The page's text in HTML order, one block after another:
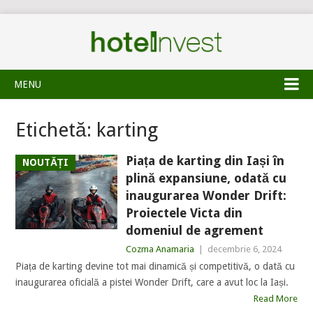
MENU
Etichetă: karting
NOUTĂȚI
Piața de karting din Iași în
plină expansiune, odată cu
inaugurarea Wonder Drift:
Proiectele Victa din
domeniul de agrement
Cozma Anamaria decembrie 6, 2024
Piața de karting devine tot mai dinamică și competitivă, o dată cu
inaugurarea oficială a pistei Wonder Drift, care a avut loc la Iași.
Read More